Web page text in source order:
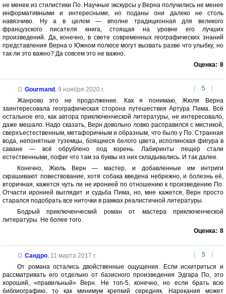
не менее из стилистики По. Научные экскурсы у Верна получились не менее
информативными и интересными, но поданы они далеко не столь
навязчиво. Ну а в целом — вполне традиционная для великого
французского писателя книга, стоящая на уровне его лучших
произведений. Да, конечно, в свете современных географических знаний
представления Верна о Южном полюсе могут вызвать разве что улыбку, но
так ли это важно? Да совсем это не важно.
Оценка: 8
[ 5 ]
Gourmand , 9 ноября 2020 г.
Жанрово это не продолжение. Как я понимаю, Жюля Верна
заинтересовала географическая сторона путешествия Артура Пима. Всё
остальное его, как автора приключенческой литературы, не интересовало,
даже мешало. Надо сказать, Верн довольно ловко расправился с мистикой,
сверхъестественным, метафоричным и образным, что было у По. Странная
вода, непонятные туземцы, боящиеся белого цвета, исполинская фигура в
саване — всё обрублено под корень. Лабиринты пещер стали
естественными, пофиг что там за буквы из них складывались. И так далее.
Конечно, Жюль Верн — мастер, и добавленные им интриги
скрашивают повествование, хотя собака введена небрежно, и болезнь её,
вторичная, кажется чуть ли не иронией по отношению к произведению По.
Отчасти иронией выглядит и судьба Пима, но, мне кажется, Верн просто
старался подобрать все ниточки в рамках реалистичной литературы.
Бодрый приключенческий роман от мастера приключенческой
литературы. Не более того.
Оценка: 8
[ 5 ]
Сандро, 11 марта 2017 г.
От романа остались двойственные ощущения. Если исхитриться и
рассматривать его отдельно от базисного произведения Эдгара По, это
хороший, «правильный» Верн. Не топ-5, конечно, но если брать всю
библиографию, то как минимум крепкий середняк. Нарекания может